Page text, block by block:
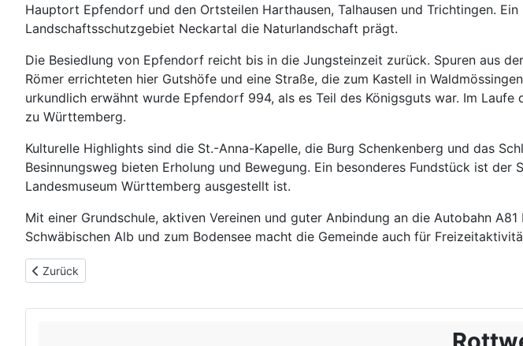
Hauptort Epfendorf und den Ortsteilen Harthausen, Talhausen und Trichtingen.
Landschaftsschutzgebiet Neckartal die Naturlandschaft prägt.
Die Besiedlung von Epfendorf reicht bis in die Jungsteinzeit zurück. Spuren aus
Römer errichteten hier Gutshöfe und eine Straße, die zum Kastell in
urkundlich erwähnt wurde Epfendorf 994, als es Teil des Königsguts war. Im
zu Württemberg.
Kulturelle Highlights sind die St.-Anna-Kapelle, die Burg Schenkenberg und das
Besinnungsweg bieten Erholung und Bewegung. Ein besonderes Fundstück ist
Landesmuseum Württemberg ausgestellt ist.
Mit einer Grundschule, aktiven Vereinen und guter Anbindung an die Autobahn
Schwäbischen Alb und zum Bodensee macht die Gemeinde auch für
Vorheriger Beitrag: Horgen, ein idyllischer Ortsteil von Zimmern ob Rottweil
Zurück